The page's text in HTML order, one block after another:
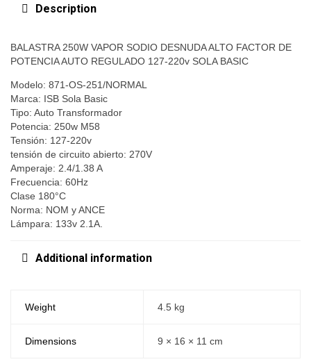
Description
BALASTRA 250W VAPOR SODIO DESNUDA ALTO FACTOR DE
POTENCIA AUTO REGULADO 127-220v SOLA BASIC
Modelo: 871-OS-251/NORMAL
Marca: ISB Sola Basic
Tipo: Auto Transformador
Potencia: 250w M58
Tensión: 127-220v
tensión de circuito abierto: 270V
Amperaje: 2.4/1.38 A
Frecuencia: 60Hz
Clase 180°C
Norma: NOM y ANCE
Lámpara: 133v 2.1A.
Additional information
Weight 4.5 kg
Dimensions 9 × 16 × 11 cm